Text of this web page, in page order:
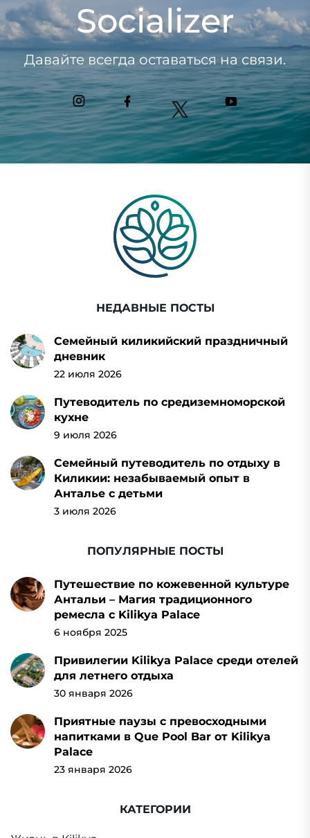
Socializer
Давайте всегда оставаться на связи.
НЕДАВНЫЕ ПОСТЫ
Семейный киликийский праздничный
дневник
22 июля 2026
Путеводитель по средиземноморской
кухне
9 июля 2026
Семейный путеводитель по отдыху в
Киликии: незабываемый опыт в
Анталье с детьми
3 июля 2026
ПОПУЛЯРНЫЕ ПОСТЫ
Путешествие по кожевенной культуре
Антальи – Магия традиционного
ремесла с Kilikya Palace
6 ноября 2025
Привилегии Kilikya Palace среди отелей
для летнего отдыха
30 января 2026
Приятные паузы с превосходными
напитками в Que Pool Bar от Kilikya
Palace
23 января 2026
КАТЕГОРИИ